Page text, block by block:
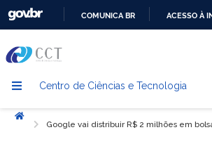
CONTEÚDO
COMUNICA BR ACESSO À
Centro de Ciências e Tecnologia
Início
Google vai distribuir R$ 2 milhões em